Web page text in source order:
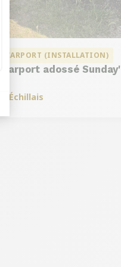
CARPORT (INSTALLATION)
Carport adossé Sunday'
Échillais